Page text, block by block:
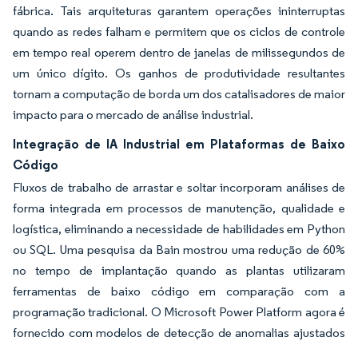
fábrica. Tais arquiteturas garantem operações ininterruptas
quando as redes falham e permitem que os ciclos de controle
em tempo real operem dentro de janelas de milissegundos de
um único dígito. Os ganhos de produtividade resultantes
tornam a computação de borda um dos catalisadores de maior
impacto para o mercado de análise industrial.
Integração de IA Industrial em Plataformas de Baixo
Código
Fluxos de trabalho de arrastar e soltar incorporam análises de
forma integrada em processos de manutenção, qualidade e
logística, eliminando a necessidade de habilidades em Python
ou SQL. Uma pesquisa da Bain mostrou uma redução de 60%
no tempo de implantação quando as plantas utilizaram
ferramentas de baixo código em comparação com a
programação tradicional. O Microsoft Power Platform agora é
fornecido com modelos de detecção de anomalias ajustados